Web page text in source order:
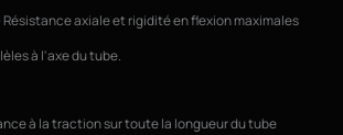
Résistance axiale et rigidité en flexion maximales
à l'axe du tube.
à la traction sur toute la longueur du tube